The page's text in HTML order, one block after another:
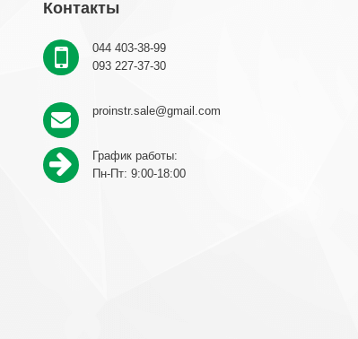
Контакты
044 403-38-99
093 227-37-30
proinstr.sale@gmail.com
График работы:
Пн-Пт: 9:00-18:00